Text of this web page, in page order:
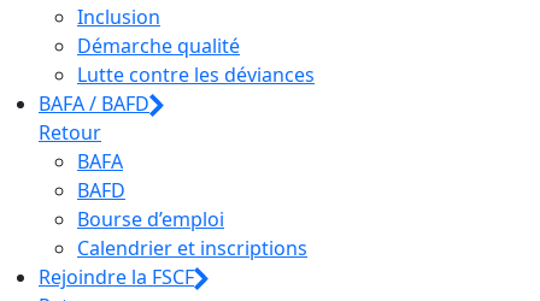
Inclusion
Démarche qualité
Lutte contre les déviances
BAFA / BAFD
Retour
BAFA
BAFD
Bourse d’emploi
Calendrier et inscriptions
Rejoindre la FSCF